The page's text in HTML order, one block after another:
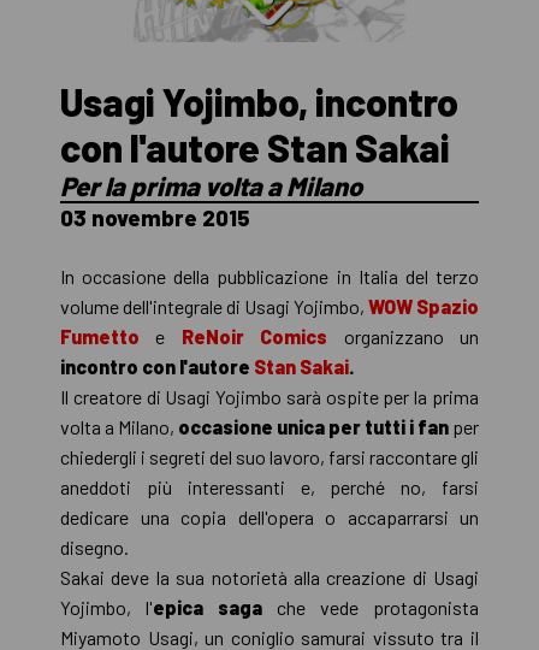
Usagi Yojimbo, incontro
con l'autore Stan Sakai
Per la prima volta a Milano
03 novembre 2015
In occasione della pubblicazione in Italia del terzo
volume dell'integrale di Usagi Yojimbo, WOW Spazio
Fumetto e ReNoir Comics
organizzano un
incontro con l'autore Stan Sakai.
Il creatore di Usagi Yojimbo sarà ospite per la prima
volta a Milano, occasione unica per tutti i fan per
chiedergli i segreti del suo lavoro, farsi raccontare gli
aneddoti più interessanti e, perché no, farsi
dedicare una copia dell'opera o accaparrarsi un
disegno.
Sakai deve la sua notorietà alla creazione di Usagi
Yojimbo, l'epica saga che vede protagonista
Miyamoto Usagi, un coniglio samurai vissuto tra il